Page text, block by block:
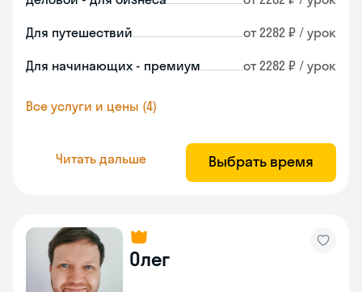
Для путешествий от 2282 ₽ / урок
Для начинающих - премиум от 2282 ₽ / урок
Все услуги и цены (4)
Читать дальше Выбрать время
Олег